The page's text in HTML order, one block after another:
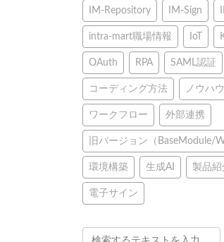
IM-Repository IM-Sign
intra-mart職場情報 IoT
OAuth RPA SAML認証
コーディング方法 ノウハウ
ワークフロー 外部連携
旧バージョン（BaseModule/
環境構築 生成AI 製品紹
電子サイン